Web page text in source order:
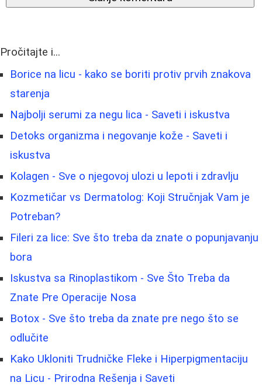
Pročitajte i...
Borice na licu - kako se boriti protiv prvih znakova
starenja
Najbolji serumi za negu lica - Saveti i iskustva
Detoks organizma i negovanje kože - Saveti i
iskustva
Kolagen - Sve o njegovoj ulozi u lepoti i zdravlju
Kozmetičar vs Dermatolog: Koji Stručnjak Vam je
Potreban?
Fileri za lice: Sve što treba da znate o popunjavanju
bora
Iskustva sa Rinoplastikom - Sve Što Treba da
Znate Pre Operacije Nosa
Botox - Sve što treba da znate pre nego što se
odlučite
Kako Ukloniti Trudničke Fleke i Hiperpigmentaciju
na Licu - Prirodna Rešenja i Saveti